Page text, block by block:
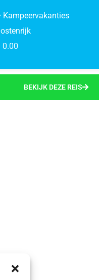
Kampeervakanties
0.00
BEKIJK DEZE REIS